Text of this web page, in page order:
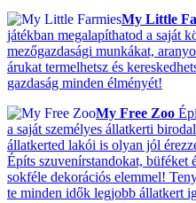
My Little
játékban megalapíthatod a saját
mezőgazdasági munkákat,
árukat termelhetsz és
gazdaság minden élményét!
My Free Zoo
a saját személyes állatkerti
állatkerted lakói is olyan jól
Építs szuvenírstandokat, büféket
sokféle dekorációs elemmel!
te minden idők legjobb állatkert